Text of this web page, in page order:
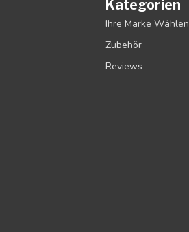
Kategorien
Ihre Marke Wählen
Zubehör
Reviews